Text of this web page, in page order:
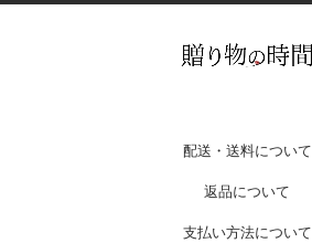
配送・送料について
返品について
支払い方法について